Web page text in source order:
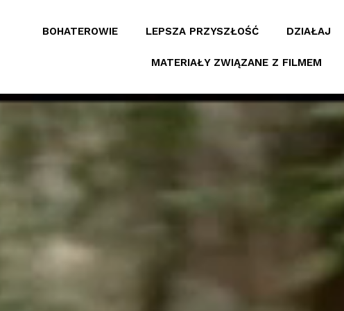
BOHATEROWIE LEPSZA PRZYSZŁOŚĆ DZIAŁAJ​
MATERIAŁY ZWIĄZANE Z FILMEM